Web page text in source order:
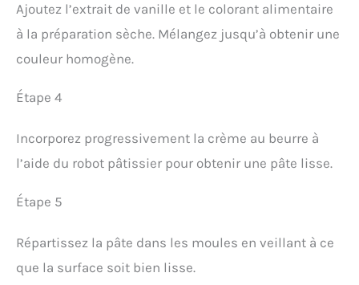
Ajoutez l’extrait de vanille et le colorant alimentaire
à la préparation sèche. Mélangez jusqu’à obtenir une
couleur homogène.
Étape 4
Incorporez progressivement la crème au beurre à
l’aide du robot pâtissier pour obtenir une pâte lisse.
Étape 5
Répartissez la pâte dans les moules en veillant à ce
que la surface soit bien lisse.